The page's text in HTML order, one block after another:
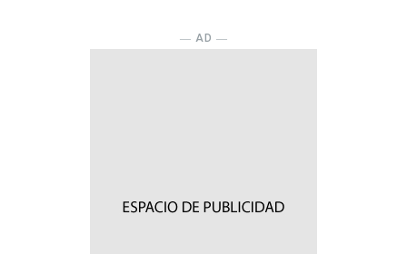
― AD ―